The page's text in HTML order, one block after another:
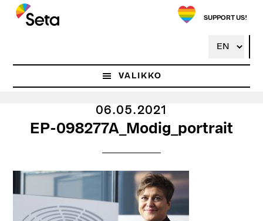
Hyppää
pääsisältöön
SUPPORT US!
VALIKKO
06.05.2021
EP-098277A_Modig_portrait